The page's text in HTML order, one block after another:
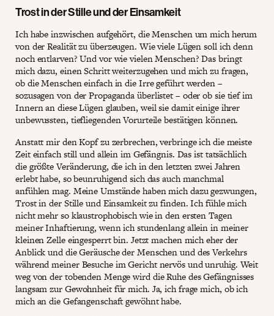
Trost in der Stille und der Einsamkeit
Ich habe inzwischen aufgehört, die Menschen um mich herum
von der Realität zu überzeugen. Wie viele Lügen soll ich denn
noch entlarven? Und vor wie vielen Menschen? Das bringt
mich dazu, einen Schritt weiterzugehen und mich zu fragen,
ob die Menschen einfach in die Irre geführt werden –
sozusagen von der Propaganda überlistet – oder ob sie tief im
Innern an diese Lügen glauben, weil sie damit einige ihrer
unbewussten, tiefliegenden Vorurteile bestätigen können.
Anstatt mir den Kopf zu zerbrechen, verbringe ich die meiste
Zeit einfach still und allein im Gefängnis. Das ist tatsächlich
die größte Veränderung, die ich in den letzten zwei Jahren
erlebt habe, so beunruhigend sich das auch manchmal
anfühlen mag. Meine Umstände haben mich dazu gezwungen,
Trost in der Stille und Einsamkeit zu finden. Ich fühle mich
nicht mehr so klaustrophobisch wie in den ersten Tagen
meiner Inhaftierung, wenn ich stundenlang allein in meiner
kleinen Zelle eingesperrt bin. Jetzt machen mich eher der
Anblick und die Geräusche der Menschen und des Verkehrs
während meiner Besuche im Gericht nervös und unruhig. Weit
weg von der tobenden Menge wird die Ruhe des Gefängnisses
langsam zur Gewohnheit für mich. Ja, ich frage mich, ob ich
mich an die Gefangenschaft gewöhnt habe.